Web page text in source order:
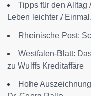
Tipps für den Alltag
Leben leichter /
Rheinische Post:
Westfalen-Blatt:
zu Wulffs Kreditaffäre
Hohe